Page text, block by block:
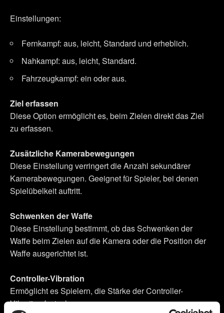
Einstellungen:
Fernkampf: aus, leicht, Standard und erheblich.
Nahkampf: aus, leicht, Standard.
Fahrzeugkampf: ein oder aus.
Ziel erfassen
Diese Option ermöglicht es, beim Zielen direkt das Ziel
zu erfassen.
Zusätzliche Kamerabewegungen
Diese Einstellung verringert die Anzahl sekundärer
Kamerabewegungen. Geeignet für Spieler, bei denen
Spielübelkeit auftritt.
Schwenken der Waffe
Diese Einstellung bestimmt, ob das Schwenken der
Waffe beim Zielen auf die Kamera oder die Position der
Waffe ausgerichtet ist.
Controller-Vibration
Ermöglicht es Spielern, die Stärke der Controller-
Vibration festzulegen.